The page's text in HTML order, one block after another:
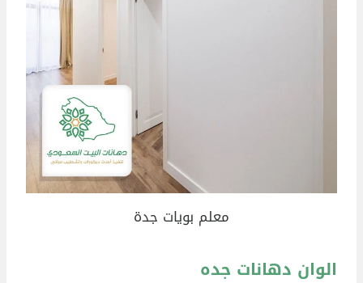
معلم بويات جدة
الوان دهانات جده